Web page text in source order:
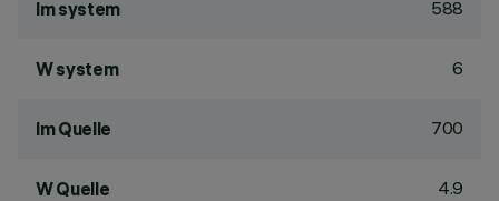
lm system 588
W system 6
lm Quelle 700
W Quelle 4.9